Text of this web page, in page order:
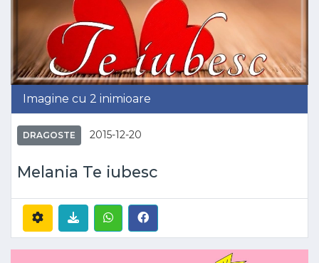
Imagine cu 2 inimioare
DRAGOSTE 2015-12-20
Melania Te iubesc